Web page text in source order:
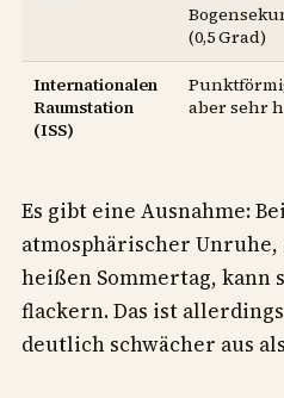
(0,5 Grad)
Internationalen
Raumstation
(ISS)
aber sehr
Es gibt eine Ausnahme:
atmosphärischer Unruhe,
heißen Sommertag, kann
flackern. Das ist
deutlich schwächer aus